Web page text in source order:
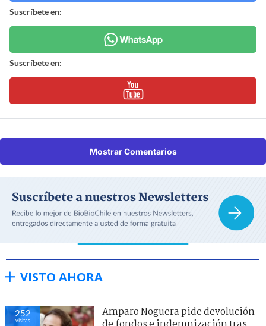
Suscríbete en:
Suscríbete en:
Mostrar Comentarios
VISTO AHORA
252
visitas
Amparo Noguera pide devolución